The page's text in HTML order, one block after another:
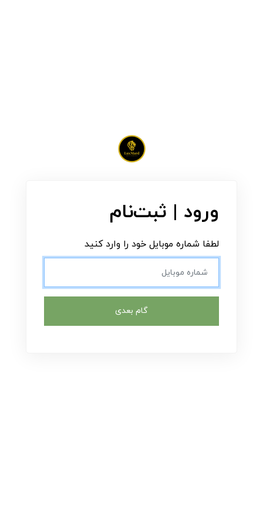
ورود | ثبت‌نام
لطفا شماره موبایل خود را وارد کنید
گام بعدی